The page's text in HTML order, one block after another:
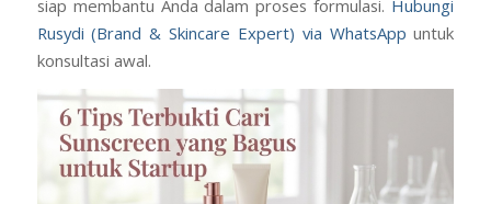
Jika Anda masih bingung memilih bahan aktif yang tepat
untuk produk tabir surya Anda, tim EFBA Kosmetindo
siap membantu Anda dalam proses formulasi.
Rusydi (Brand & Skincare Expert) via WhatsApp
konsultasi awal.